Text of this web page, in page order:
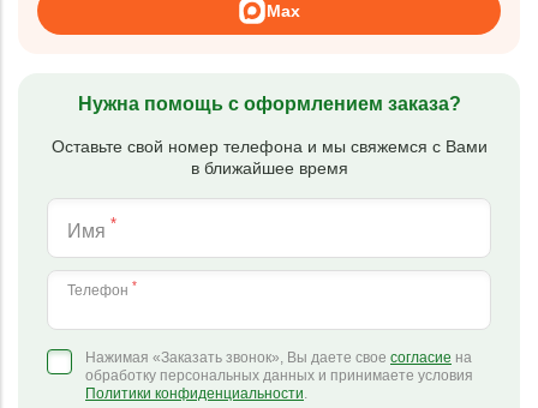
Max
Нужна помощь с оформлением заказа?
Оставьте свой номер телефона и мы свяжемся с Вами
в ближайшее время
Имя *
Телефон *
Нажимая «Заказать звонок», Вы даете свое согласие на
обработку персональных данных и принимаете условия
Политики конфиденциальности.